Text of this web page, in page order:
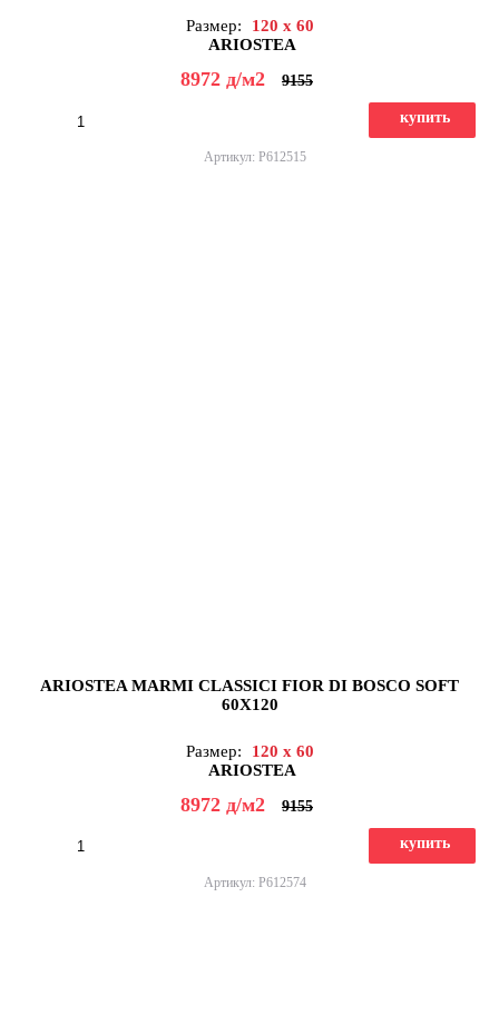
Размер:
120 x 60
ARIOSTEA
8972 д/м2 9155
купить
Артикул: P612515
ARIOSTEA MARMI CLASSICI FIOR DI BOSCO SOFT
60X120
Размер:
120 x 60
ARIOSTEA
8972 д/м2 9155
купить
Артикул: P612574